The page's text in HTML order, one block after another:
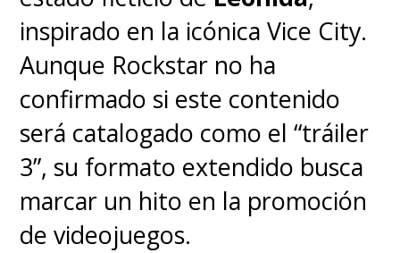
inspirado en la icónica Vice City.
Aunque Rockstar no ha
confirmado si este contenido
será catalogado como el “tráiler
3”, su formato extendido busca
marcar un hito en la promoción
de videojuegos.